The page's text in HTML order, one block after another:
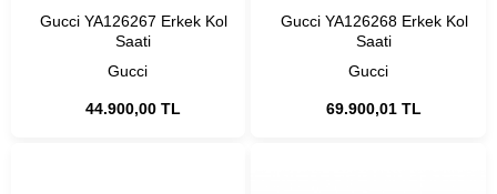
Gucci
Gucci YA126267 Erkek Kol
Saati
44.900,00 TL
Gucci
Gucci YA126268 Erkek Kol
Saati
69.900,01 TL